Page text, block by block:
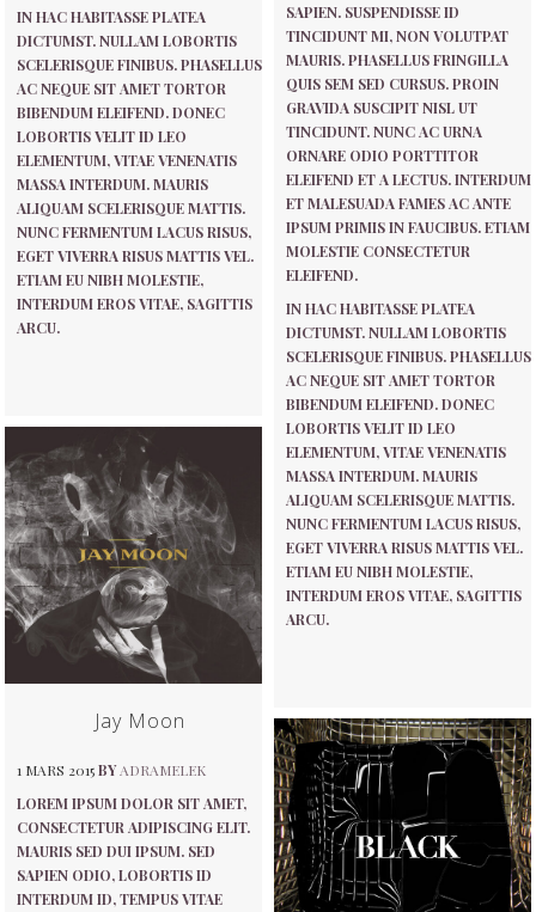
IN HAC HABITASSE PLATEA
DICTUMST. NULLAM LOBORTIS
SCELERISQUE FINIBUS. PHASELLUS
AC NEQUE SIT AMET TORTOR
BIBENDUM ELEIFEND. DONEC
LOBORTIS VELIT ID LEO
ELEMENTUM, VITAE VENENATIS
MASSA INTERDUM. MAURIS
ALIQUAM SCELERISQUE MATTIS.
NUNC FERMENTUM LACUS RISUS,
EGET VIVERRA RISUS MATTIS VEL.
ETIAM EU NIBH MOLESTIE,
INTERDUM EROS VITAE, SAGITTIS
ARCU.
SAPIEN. SUSPENDISSE ID
TINCIDUNT MI, NON VOLUTPAT
MAURIS. PHASELLUS FRINGILLA
QUIS SEM SED CURSUS. PROIN
GRAVIDA SUSCIPIT NISL UT
TINCIDUNT. NUNC AC URNA
ORNARE ODIO PORTTITOR
ELEIFEND ET A LECTUS. INTERDUM
ET MALESUADA FAMES AC ANTE
IPSUM PRIMIS IN FAUCIBUS. ETIAM
MOLESTIE CONSECTETUR
ELEIFEND.
IN HAC HABITASSE PLATEA
DICTUMST. NULLAM LOBORTIS
SCELERISQUE FINIBUS. PHASELLUS
AC NEQUE SIT AMET TORTOR
BIBENDUM ELEIFEND. DONEC
LOBORTIS VELIT ID LEO
ELEMENTUM, VITAE VENENATIS
MASSA INTERDUM. MAURIS
ALIQUAM SCELERISQUE MATTIS.
NUNC FERMENTUM LACUS RISUS,
EGET VIVERRA RISUS MATTIS VEL.
ETIAM EU NIBH MOLESTIE,
INTERDUM EROS VITAE, SAGITTIS
ARCU.
Jay Moon
1 MARS 2015BYADRAMELEK
LOREM IPSUM DOLOR SIT AMET,
CONSECTETUR ADIPISCING ELIT.
MAURIS SED DUI IPSUM. SED
SAPIEN ODIO, LOBORTIS ID
INTERDUM ID, TEMPUS VITAE